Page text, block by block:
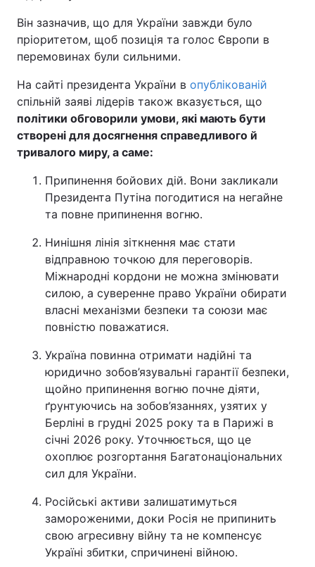
Він зазначив, що для України завжди було
пріоритетом, щоб позиція та голос Європи в
перемовинах були сильними.
На сайті президента України в опублікованій
спільній заяві лідерів також вказується, що
політики обговорили умови, які мають бути
створені для досягнення справедливого й
тривалого миру, а саме:
Припинення бойових дій. Вони закликали
Президента Путіна погодитися на негайне
та повне припинення вогню.
Нинішня лінія зіткнення має стати
відправною точкою для переговорів.
Міжнародні кордони не можна змінювати
силою, а суверенне право України обирати
власні механізми безпеки та союзи має
повністю поважатися.
Україна повинна отримати надійні та
юридично зобов’язувальні гарантії безпеки,
щойно припинення вогню почне діяти,
ґрунтуючись на зобов’язаннях, узятих у
Берліні в грудні 2025 року та в Парижі в
січні 2026 року. Уточнюється, що це
охоплює розгортання Багатонаціональних
сил для України.
Російські активи залишатимуться
замороженими, доки Росія не припинить
свою агресивну війну та не компенсує
Україні збитки, спричинені війною.